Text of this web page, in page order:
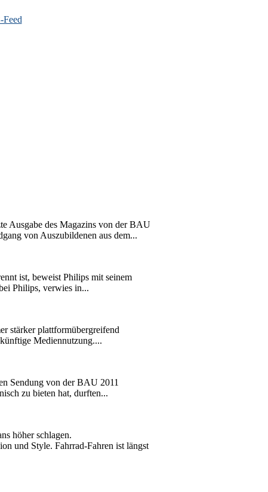
Ausgabe des Magazins von der BAU
von Auszubildenen aus dem...
ist, beweist Philips mit seinem
Philips, verwies in...
stärker plattformübergreifend
Mediennutzung....
Sendung von der BAU 2011
zu bieten hat, durften...
höher schlagen.
und Style. Fahrrad-Fahren ist längst